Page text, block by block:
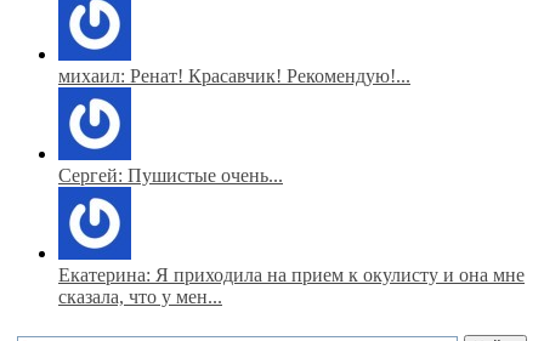
михаил: Ренат! Красавчик! Рекомендую!...
Сергей: Пушистые очень...
Екатерина: Я приходила на прием к окулисту и она мне
сказала, что у мен...